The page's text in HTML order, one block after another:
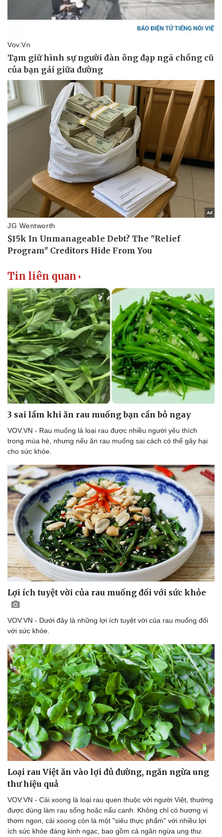
Văn hóa
Văn học
Âm nhạc
Di sản
Giải trí
Tư vấn
Săn Tour
check-in
Câu chuyện thời sự
Đọc truyện đêm khuya
Cửa sổ tình yêu
Kể chuyện cho bé
Hạt giống tâm hồn
Tin liên quan
3 sai lầm khi ăn rau muống bạn cần bỏ ngay
VOV.VN - Rau muống là loại rau được nhiều người yêu thích
trong mùa hè, nhưng nếu ăn rau muống sai cách có thể gây hại
cho sức khỏe.
Lợi ích tuyệt vời của rau muống đối với sức khỏe
VOV.VN - Dưới đây là những lợi ích tuyệt vời của rau muống đối
với sức khỏe.
Loại rau Việt ăn vào lợi đủ đường, ngăn ngừa ung
thư hiệu quả
VOV.VN - Cải xoong là loại rau quen thuộc với người Việt, thường
được dùng làm rau sống hoặc nấu canh. Không chỉ có hương vị
thơm ngon, cải xoong còn là một "siêu thực phẩm" với nhiều lợi
ích sức khỏe đáng kinh ngạc, bao gồm cả ngăn ngừa ung thư.